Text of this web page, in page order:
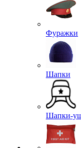
Фуражки
Шапки
Шапки-